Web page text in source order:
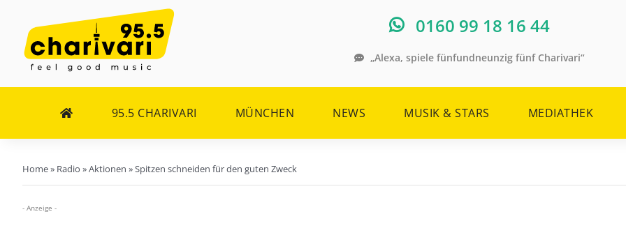
Inhalt
springen
0160 99 18 16 44
„Alexa, spiele fünfundneunzig fünf Charivari“
95.5 CHARIVARI MÜNCHEN NEWS MUSIK & STARS MEDIATHEK
Home» Radio »Aktionen »Spitzen schneiden für den guten Zweck
- Anzeige -